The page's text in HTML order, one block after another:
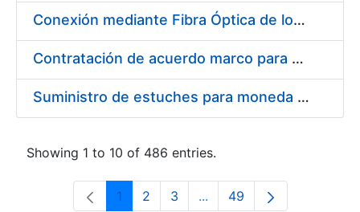
Conexión mediante Fibra Óptica de los Centros de Proceso de Datos (CPDs) de las sedes de la FNMT-RCM de Burgos y Madrid
Contratación de acuerdo marco para el Suministro de Material de Electricidad para la Fábrica Nacional de Moneda y Timbre-Real Casa de la Moneda en su centro de trabajo de Burgos
Suministro de estuches para moneda de 30 €
Showing 1 to 10 of 486 entries.
Page
1 Page
2 Page
3 ...Intermediate Pages Use
Page
49